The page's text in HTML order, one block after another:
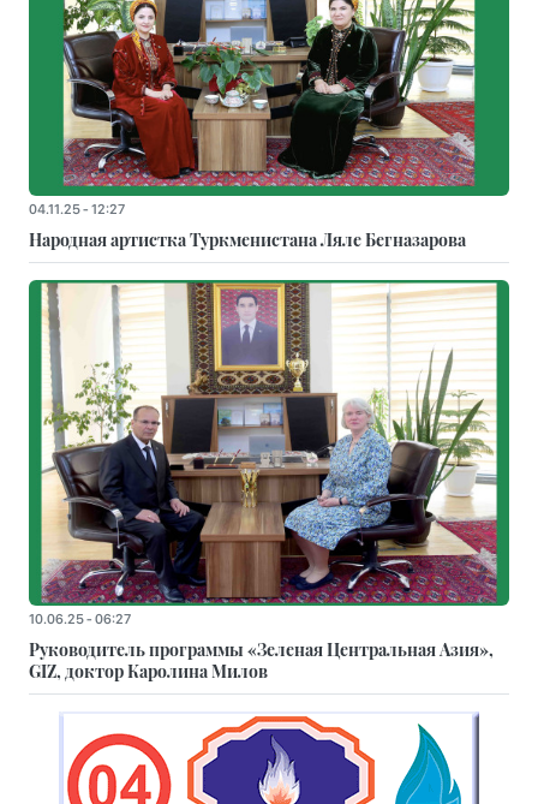
04.11.25 - 12:27
Народная артистка Туркменистана Ляле Бегназарова
10.06.25 - 06:27
Руководитель программы «Зеленая Центральная Азия»,
GIZ, доктор Каролина Милов